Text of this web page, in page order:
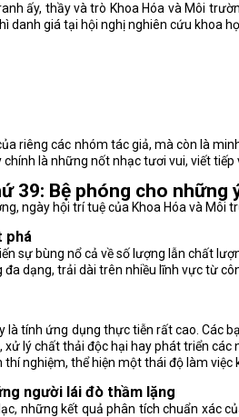
ấy, thầy và trò Khoa Hóa và Môi
danh giá tại hội nghị nghiên cứu khoa
riêng các nhóm tác giả, mà còn là
là những nốt nhạc tươi vui, viết
39: Bệ phóng cho
ngày hội trí tuệ của Khoa Hóa và
phá
sự bùng nổ cả về số lượng lẫn chất
dạng, trải dài trên nhiều lĩnh vực từ
là tính ứng dụng thực tiễn rất cao. Các
xử lý chất thải độc hại hay phát triển
nghiệm, thể hiện một thái độ làm việc
người lái đò thầm lặng
những kết quả phân tích chuẩn xác